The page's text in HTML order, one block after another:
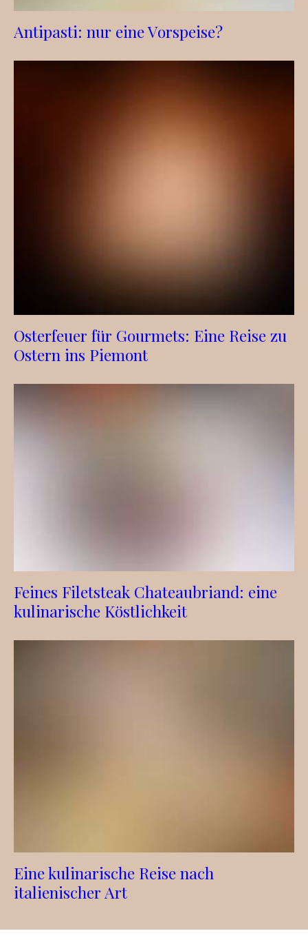
Antipasti: nur eine Vorspeise?
Osterfeuer für Gourmets: Eine Reise zu
Ostern ins Piemont
Feines Filetsteak Chateaubriand: eine
kulinarische Köstlichkeit
Eine kulinarische Reise nach
italienischer Art